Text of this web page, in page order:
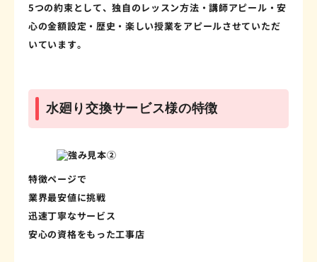
5つの約束として、独自のレッスン方法・講師アピール・安
心の金額設定・歴史・楽しい授業をアピールさせていただ
いています。
水廻り交換サービス様の特徴
特徴ページで
業界最安値に挑戦
迅速丁寧なサービス
安心の資格をもった工事店